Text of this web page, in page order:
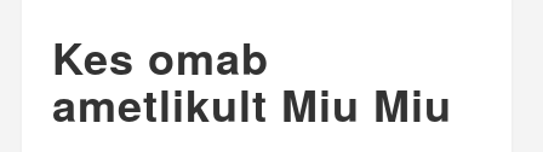
Kes omab
ametlikult Miu Miu